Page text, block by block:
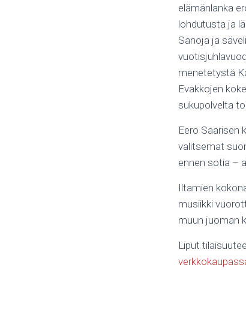
elämänlanka
lohdutusta ja
Sanoja ja
menetetystä
Evakkojen
sukupolvelta
Eero Saarisen
valitsemat
ennen sotia –
Iltamien
musiikki
muun juoman
Liput